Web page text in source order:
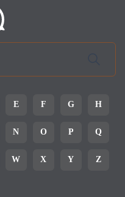
E F G H
N O P Q
W X Y Z